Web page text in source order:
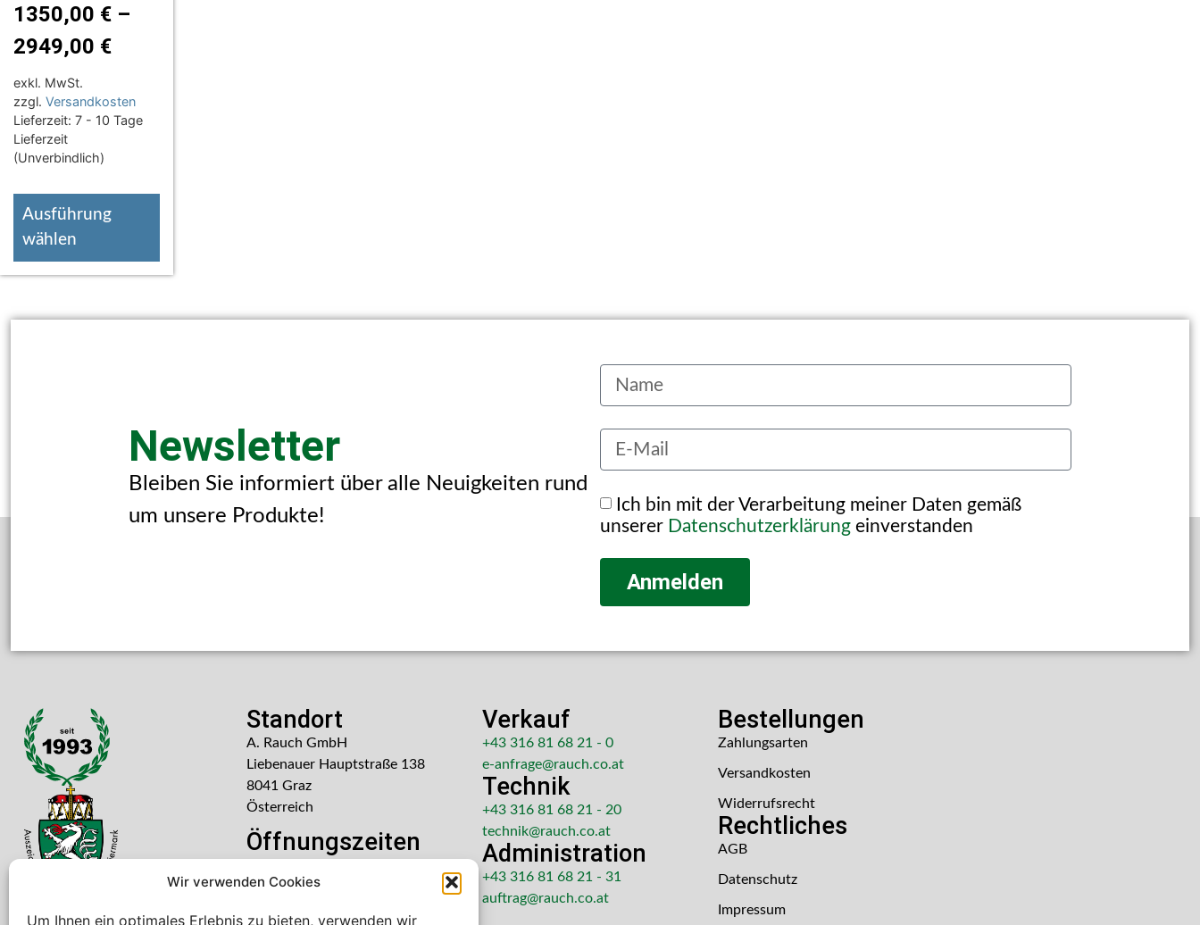
Wir verwenden Cookies
Um Ihnen ein optimales Erlebnis zu bieten, verwenden wir
1350,00 € –
2949,00 €
exkl. MwSt.
zzgl. Versandkosten
Lieferzeit: 7 - 10 Tage
Lieferzeit
(Unverbindlich)
Ausführung
wählen
Newsletter
Bleiben Sie informiert über alle Neuigkeiten rund
um unsere Produkte!
Ich bin mit der Verarbeitung meiner Daten gemäß
unserer Datenschutzerklärung einverstanden
Anmelden
Standort
A. Rauch GmbH
Liebenauer Hauptstraße 138
8041 Graz
Österreich
Öffnungszeiten
Freitag: 08:00 – 14:30 Uhr
Verkauf
+43 316 81 68 21 - 0
e-anfrage@rauch.co.at
Technik
+43 316 81 68 21 - 20
technik@rauch.co.at
Administration
+43 316 81 68 21 - 31
auftrag@rauch.co.at
Bestellungen
Zahlungsarten
Versandkosten
Widerrufsrecht
Rechtliches
AGB
Datenschutz
Impressum